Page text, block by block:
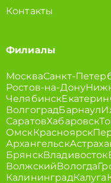
Контакты
Филиалы
МоскваСанкт-
Ростов-на-Дону
Челябинск
ВолгоградБарнаул
СаратовХабаровск
ОмскКрасноярск
Архангельск
БрянскВладивосток
ВолжскийВологда
КалининградКалуга